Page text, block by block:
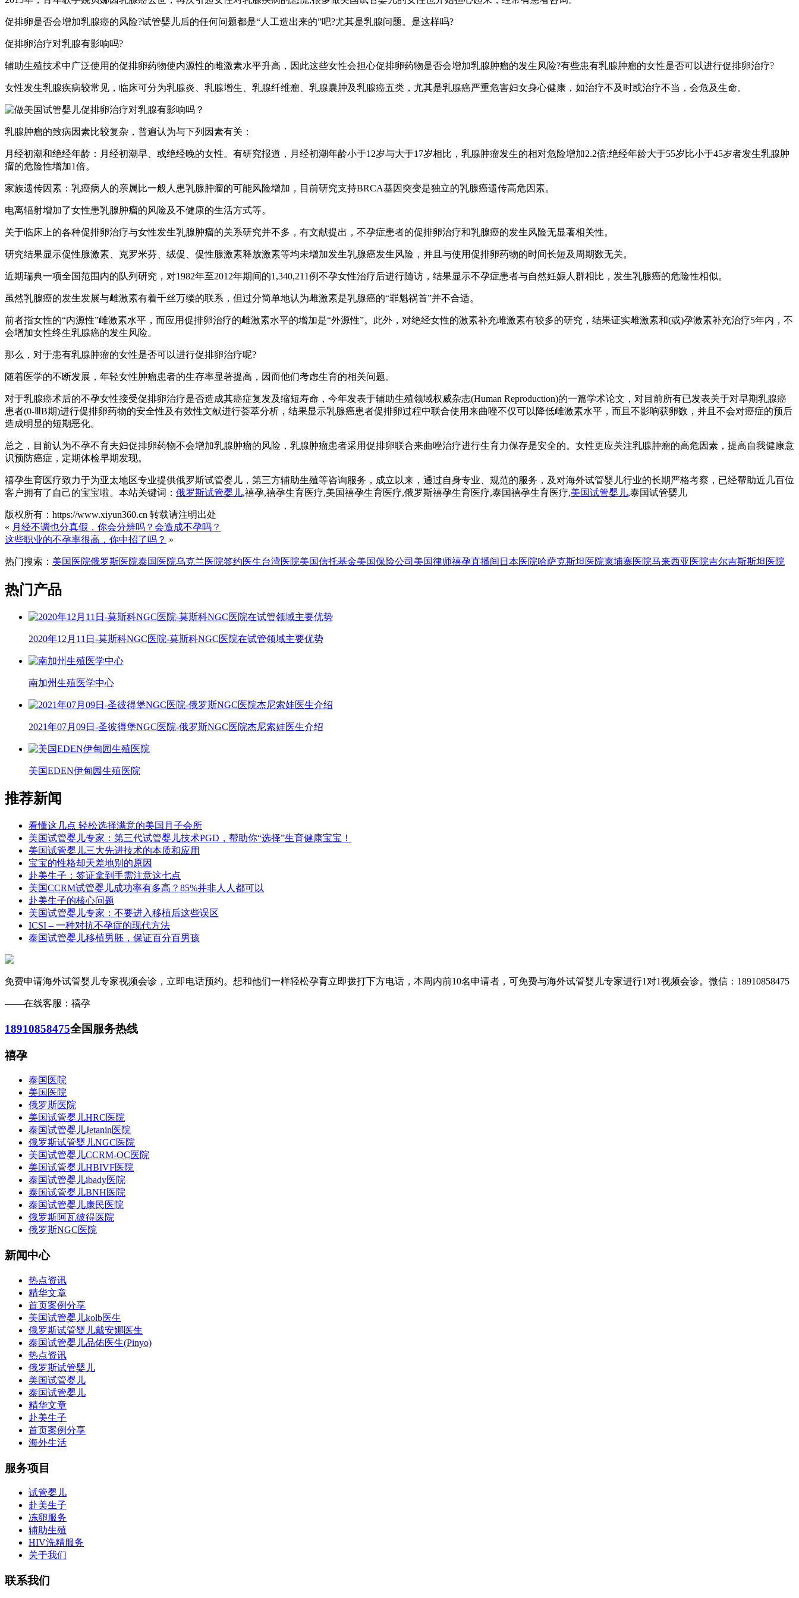
促排卵是否会增加乳腺癌的风险?试管婴儿后的任何问题都是“人工造出来的”吧?尤其是乳腺问题。是这样吗?
促排卵治疗对乳腺有影响吗?
辅助生殖技术中广泛使用的促排卵药物使内源性的雌激素水平升高，因此这些女性会担心促排卵药物是否会增加乳腺肿瘤的发生风险?有些患有乳腺肿瘤的女性是否可以进行促排卵治疗?
女性发生乳腺疾病较常见，临床可分为乳腺炎、乳腺增生、乳腺纤维瘤、乳腺囊肿及乳腺癌五类，尤其是乳腺癌严重危害妇女身心健康，如治疗不及时或治疗不当，会危及生命。
乳腺肿瘤的致病因素比较复杂，普遍认为与下列因素有关：
月经初潮和绝经年龄：月经初潮早、或绝经晚的女性。有研究报道，月经初潮年龄小于12岁与大于17岁相比，乳腺肿瘤发生的相对危险增加2.2倍;绝经年龄大于55岁比小于45岁者发生乳腺肿
瘤的危险性增加1倍。
家族遗传因素：乳癌病人的亲属比一般人患乳腺肿瘤的可能风险增加，目前研究支持BRCA基因突变是独立的乳腺癌遗传高危因素。
电离辐射增加了女性患乳腺肿瘤的风险及不健康的生活方式等。
关于临床上的各种促排卵治疗与女性发生乳腺肿瘤的关系研究并不多，有文献提出，不孕症患者的促排卵治疗和乳腺癌的发生风险无显著相关性。
研究结果显示促性腺激素、克罗米芬、绒促、促性腺激素释放激素等均未增加发生乳腺癌发生风险，并且与使用促排卵药物的时间长短及周期数无关。
近期瑞典一项全国范围内的队列研究，对1982年至2012年期间的1,340,211例不孕女性治疗后进行随访，结果显示不孕症患者与自然妊娠人群相比，发生乳腺癌的危险性相似。
虽然乳腺癌的发生发展与雌激素有着千丝万缕的联系，但过分简单地认为雌激素是乳腺癌的“罪魁祸首”并不合适。
前者指女性的“内源性”雌激素水平，而应用促排卵治疗的雌激素水平的增加是“外源性”。此外，对绝经女性的激素补充雌激素有较多的研究，结果证实雌激素和(或)孕激素补充治疗5年内，不
会增加女性终生乳腺癌的发生风险。
那么，对于患有乳腺肿瘤的女性是否可以进行促排卵治疗呢?
随着医学的不断发展，年轻女性肿瘤患者的生存率显著提高，因而他们考虑生育的相关问题。
对于乳腺癌术后的不孕女性接受促排卵治疗是否造成其癌症复发及缩短寿命，今年发表于辅助生殖领域权威杂志(Human Reproduction)的一篇学术论文，对目前所有已发表关于对早期乳腺癌
患者(0-ⅢB期)进行促排卵药物的安全性及有效性文献进行荟萃分析，结果显示乳腺癌患者促排卵过程中联合使用来曲唑不仅可以降低雌激素水平，而且不影响获卵数，并且不会对癌症的预后
造成明显的短期恶化。
总之，目前认为不孕不育夫妇促排卵药物不会增加乳腺肿瘤的风险，乳腺肿瘤患者采用促排卵联合来曲唑治疗进行生育力保存是安全的。女性更应关注乳腺肿瘤的高危因素，提高自我健康意
识预防癌症，定期体检早期发现。
禧孕生育医疗致力于为亚太地区专业提供俄罗斯试管婴儿，第三方辅助生殖等咨询服务，成立以来，通过自身专业、规范的服务，及对海外试管婴儿行业的长期严格考察，已经帮助近几百位
客户拥有了自己的宝宝啦。本站关键词： 俄罗斯试管婴儿,禧孕,禧孕生育医疗,美国禧孕生育医疗,俄罗斯禧孕生育医疗,泰国禧孕生育医疗,美国试管婴儿,泰国试管婴儿
版权所有：https://www.xiyun360.cn 转载请注明出处
« 月经不调也分真假，你会分辨吗？会造成不孕吗？
这些职业的不孕率很高，你中招了吗？ »
热门搜索： 美国医院俄罗斯医院泰国医院乌克兰医院签约医生台湾医院美国信托基金美国保险公司 美国律师禧孕直播间 日本医院哈萨克斯坦医院柬埔寨医院马来西亚医院吉尔吉斯斯坦医院
热门产品
2020年12月11日-莫斯科NGC医院-莫斯科NGC医院在试管领域主要优势
南加州生殖医学中心
2021年07月09日-圣彼得堡NGC医院-俄罗斯NGC医院杰尼索娃医生介绍
美国EDEN伊甸园生殖医院
推荐新闻
看懂这几点 轻松选择满意的美国月子会所
美国试管婴儿专家：第三代试管婴儿技术PGD，帮助你“选择”生育健康宝宝！
美国试管婴儿三大先进技术的本质和应用
宝宝的性格却天差地别的原因
赴美生子：签证拿到手需注意这七点
美国CCRM试管婴儿成功率有多高？85%并非人人都可以
赴美生子的核心问题
美国试管婴儿专家：不要进入移植后这些误区
ICSI – 一种对抗不孕症的现代方法
泰国试管婴儿移植男胚，保证百分百男孩
免费申请海外试管婴儿专家视频会诊，立即电话预约。想和他们一样轻松孕育立即拨打下方电话，本周内前10名申请者，可免费与海外试管婴儿专家进行1对1视频会诊。微信：18910858475
——在线客服：禧孕
18910858475全国服务热线
禧孕
泰国医院
美国医院
俄罗斯医院
美国试管婴儿HRC医院
泰国试管婴儿Jetanin医院
俄罗斯试管婴儿NGC医院
美国试管婴儿CCRM-OC医院
美国试管婴儿HBIVF医院
泰国试管婴儿ibady医院
泰国试管婴儿BNH医院
泰国试管婴儿康民医院
俄罗斯阿瓦彼得医院
俄罗斯NGC医院
新闻中心
热点资讯
精华文章
首页案例分享
美国试管婴儿kolb医生
俄罗斯试管婴儿戴安娜医生
泰国试管婴儿品佑医生(Pinyo)
热点资讯
俄罗斯试管婴儿
美国试管婴儿
泰国试管婴儿
精华文章
赴美生子
首页案例分享
海外生活
服务项目
试管婴儿
赴美生子
冻卵服务
辅助生殖
HIV洗精服务
关于我们
联系我们